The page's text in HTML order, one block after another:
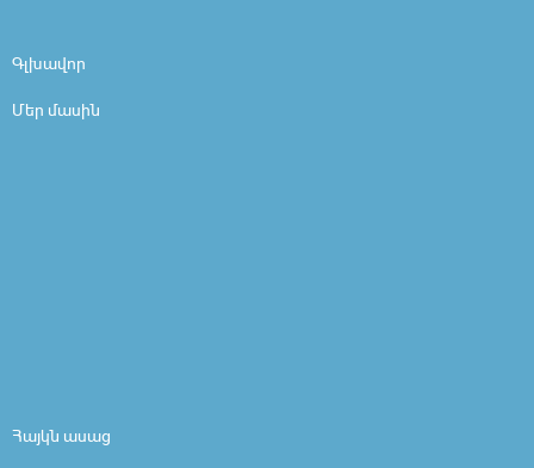
Գլխավոր
Մեր մասին
Հայկն ասաց